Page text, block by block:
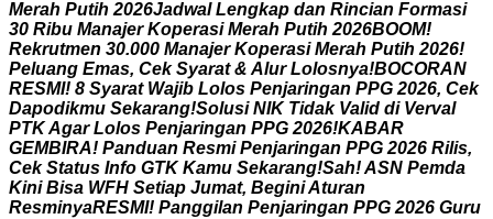
Merah Putih 2026Jadwal Lengkap dan Rincian Formasi
30 Ribu Manajer Koperasi Merah Putih 2026BOOM!
Rekrutmen 30.000 Manajer Koperasi Merah Putih 2026!
Peluang Emas, Cek Syarat & Alur Lolosnya!BOCORAN
RESMI! 8 Syarat Wajib Lolos Penjaringan PPG 2026, Cek
Dapodikmu Sekarang!Solusi NIK Tidak Valid di Verval
PTKAgar Lolos Penjaringan PPG 2026!KABAR
GEMBIRA! Panduan Resmi Penjaringan PPG 2026 Rilis,
Cek Status Info GTK Kamu Sekarang!Sah!ASN Pemda
Kini Bisa WFH Setiap Jumat, BeginiAturan
ResminyaRESMI! Panggilan Penjaringan PPG 2026 Guru